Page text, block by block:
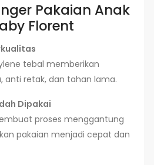
Pakaian Anak
Florent
tebal memberikan
anti retak, dan tahan lama.
Dipakai
proses menggantung
pakaian menjadi cepat dan